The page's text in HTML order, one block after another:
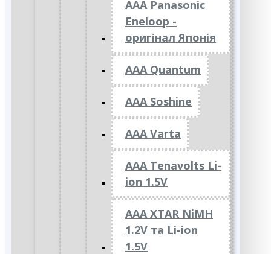
AAA Panasonic
Eneloop -
оригінал Японія
AAA Quantum
AAA Soshine
AAA Varta
AAA Tenavolts Li-
ion 1.5V
AAA XTAR NiMH
1.2V та Li-ion
1.5V